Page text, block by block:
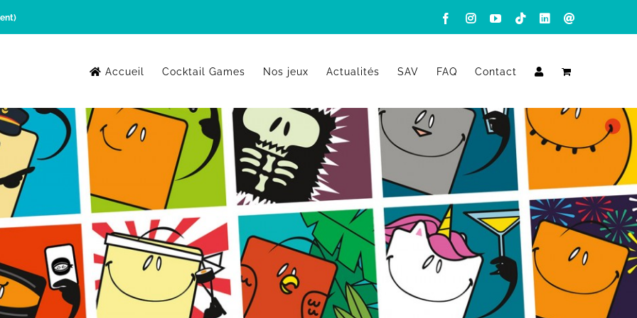
FacebookInstagram
YouTube
TiktokLinkedIn
Accueil Cocktail Games Nos jeux Actualités SAV FAQ Contact